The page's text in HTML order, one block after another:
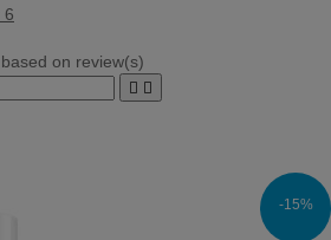
6
on review(s)
 
-15%